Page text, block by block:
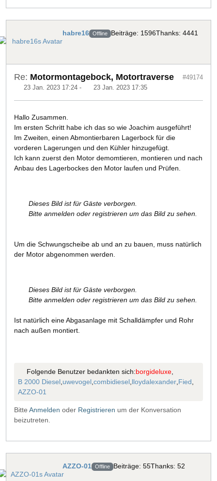
habre16 Offline Beiträge: 1596Thanks: 4441
Re: Motormontagebock, Motortraverse
23 Jan. 2023 17:24 - 23 Jan. 2023 17:35
#49174
Hallo Zusammen.
Im ersten Schritt habe ich das so wie Joachim ausgeführt!
Im Zweiten, einen Abmontierbaren Lagerbock für die
vorderen Lagerungen und den Kühler hinzugefügt.
Ich kann zuerst den Motor demomtieren, montieren und nach
Anbau des Lagerbockes den Motor laufen und Prüfen.
Dieses Bild ist für Gäste verborgen.
Bitte anmelden oder registrieren um das Bild zu sehen.
Um die Schwungscheibe ab und an zu bauen, muss natürlich
der Motor abgenommen werden.
Dieses Bild ist für Gäste verborgen.
Bitte anmelden oder registrieren um das Bild zu sehen.
Ist natürlich eine Abgasanlage mit Schalldämpfer und Rohr
nach außen montiert.
Folgende Benutzer bedankten sich:borgideluxe,
B 2000 Diesel,uwevogel,combidiesel,lloydalexander,Fied,
AZZO-01
Bitte Anmelden oder Registrieren um der Konversation
beizutreten.
AZZO-01 Offline Beiträge: 55Thanks: 52